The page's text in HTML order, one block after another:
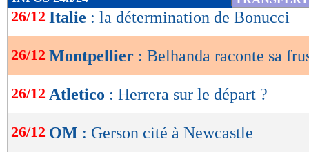
de
OK
26/12 Italie : la détermination de Bonucci
26/12 Montpellier : Belhanda raconte sa
26/12 Atletico : Herrera sur le départ ?
26/12 OM : Gerson cité à Newcastle